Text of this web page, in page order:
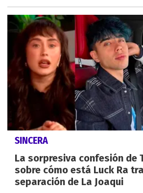
SINCERA
La sorpresiva confesión de
sobre cómo está Luck Ra
separación de La Joaqui